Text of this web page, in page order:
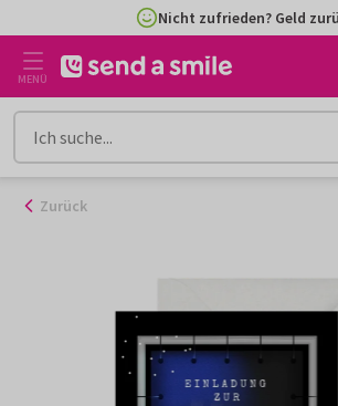
Inhalt
gehen
Nicht zufrieden? Geld
MENÜ
Zurück